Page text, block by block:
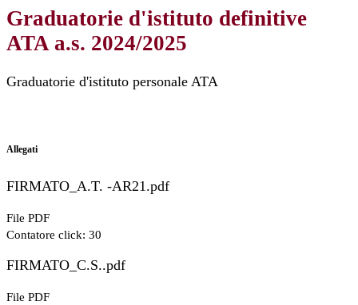
Graduatorie d'istituto definitive
ATA a.s. 2024/2025
Graduatorie d'istituto personale ATA
Allegati
FIRMATO_A.T. -AR21.pdf
File PDF
Contatore click: 30
FIRMATO_C.S..pdf
File PDF